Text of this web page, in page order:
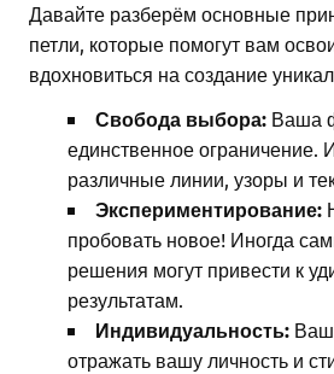
Давайте разберём основные
петли, которые помогут вам
вдохновиться на создание
Свобода выбора: Ваша
единственное ограничение.
различные линии, узоры и
Экспериментирование:
пробовать новое! Иногда
решения могут привести к
результатам.
Индивидуальность:
отражать вашу личность и